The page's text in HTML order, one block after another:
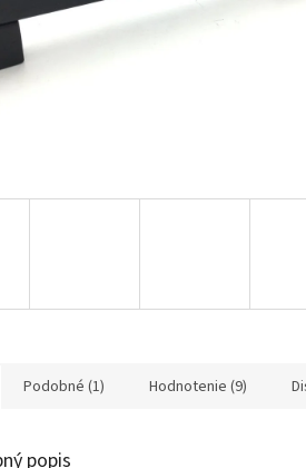
Podobné (1) Hodnotenie (9)
popis